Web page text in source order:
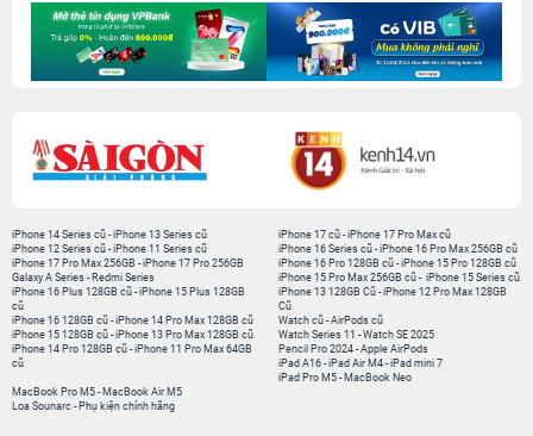
iPhone 14 Series cũ -iPhone 13 Series cũ
iPhone 12 Series cũ -iPhone 11 Series cũ
iPhone 17 Pro Max 256GB -iPhone 17 Pro 256GB
Galaxy A Series - Redmi Series
iPhone 17 cũ -iPhone 17 Pro Max cũ
iPhone 16 Series cũ - iPhone 16 Pro Max 256GB cũ
iPhone 16 Pro 128GB cũ -iPhone 15 Pro 128GB cũ
iPhone 15 Pro Max 256GB cũ - iPhone 15 Series cũ
iPhone 16 Plus 128GB cũ -iPhone 15 Plus 128GB
cũ
iPhone 16 128GB cũ -iPhone 14 Pro Max 128GB cũ
iPhone 15 128GB cũ -iPhone 13 Pro Max 128GB cũ
iPhone 14 Pro 128GB cũ -iPhone 11 Pro Max 64GB
cũ
iPhone 13 128GB Cũ -iPhone 12 Pro Max 128GB
Cũ
Watch cũ -AirPods cũ
Watch Series 11 -Watch SE 2025
Pencil Pro 2024 -Apple AirPods
iPad A16 -iPad Air M4 -iPad mini 7
iPad Pro M5 - MacBook Neo
MacBook Pro M5 - MacBook Air M5
Loa Sounarc - Phụ kiện chính hãng